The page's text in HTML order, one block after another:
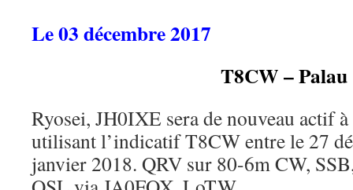
Le 03 décembre 2017
T8CW – Palau
Ryosei, JH0IXE sera de nouveau actif
utilisant l’indicatif T8CW entre le 27
janvier 2018. QRV sur 80-6m CW,